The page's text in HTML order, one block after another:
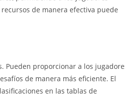
de manera efectiva puede
Pueden proporcionar a los
de manera más eficiente. El
en las tablas de